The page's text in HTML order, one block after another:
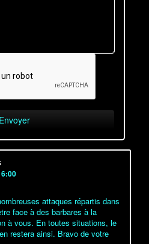
attaques répartis dans
face à des barbares à la
à vous. En toutes situations, le
restera ainsi. Bravo de votre